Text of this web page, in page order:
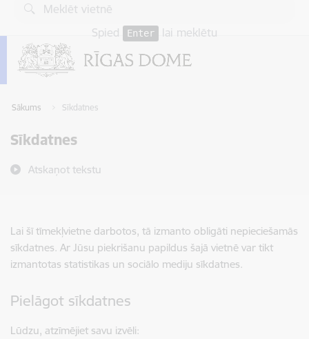
Pāriet uz lapas saturu
Spied
Enter lai meklētu
Sākums Sīkdatnes
Sīkdatnes
Atskaņot tekstu
Lai šī tīmekļvietne darbotos, tā izmanto obligāti nepieciešamās
sīkdatnes. Ar Jūsu piekrišanu papildus šajā vietnē var tikt
izmantotas statistikas un sociālo mediju sīkdatnes.
Pielāgot sīkdatnes
Lūdzu, atzīmējiet savu izvēli: